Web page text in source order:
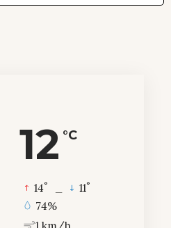
12 °C
14° 11°
74%
1 km/h